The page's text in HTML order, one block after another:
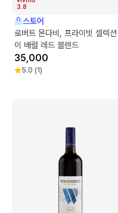
3.8
스토어
로버트 몬다비, 프라이빗 셀렉
이 배럴 레드 블렌드
35,000
5.0 (1)